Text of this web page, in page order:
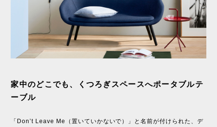
家中のどこでも、くつろぎスペースへポータブルテ
ーブル
「Don’t Leave Me（置いていかないで）」と名前が付けられた、デ